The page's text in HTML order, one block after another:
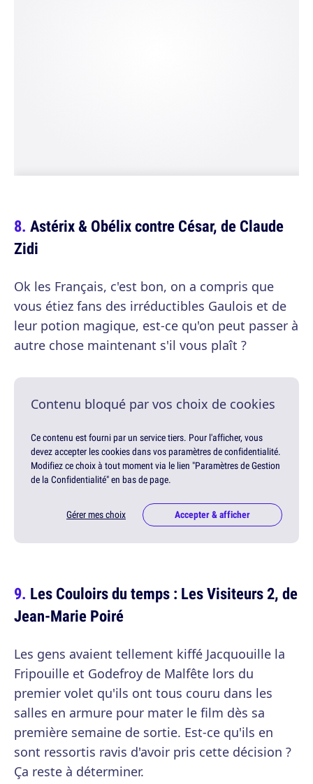
Astérix & Obélix contre César, de Claude
Zidi
Ok les Français, c'est bon, on a compris que
vous étiez fans des irréductibles Gaulois et de
leur potion magique, est-ce qu'on peut passer à
autre chose maintenant s'il vous plaît ?
Contenu bloqué par vos choix de cookies
Ce contenu est fourni par un service tiers. Pour l'afficher, vous
devez accepter les cookies dans vos paramètres de confidentialité.
Modifiez ce choix à tout moment via le lien "Paramètres de Gestion
de la Confidentialité" en bas de page.
Gérer mes choix Accepter & afficher
Les Couloirs du temps : Les Visiteurs 2, de
Jean-Marie Poiré
Les gens avaient tellement kiffé Jacquouille la
Fripouille et Godefroy de Malfête lors du
premier volet qu'ils ont tous couru dans les
salles en armure pour mater le film dès sa
première semaine de sortie. Est-ce qu'ils en
sont ressortis ravis d'avoir pris cette décision ?
Ça reste à déterminer.